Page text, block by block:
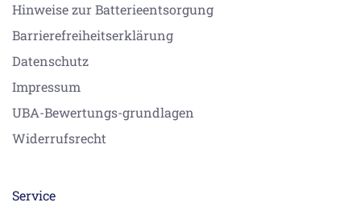
Hinweise zur Batterieentsorgung
Barrierefreiheitserklärung
Datenschutz
Impressum
UBA-Bewertungs-grundlagen
Widerrufsrecht
Service